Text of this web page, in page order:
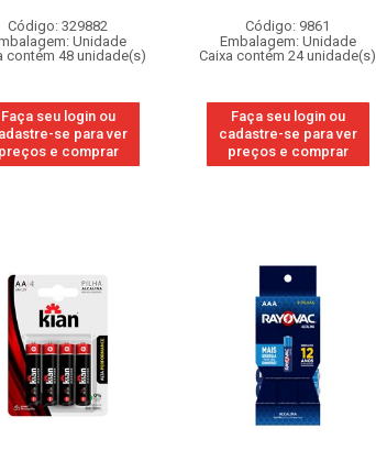
Código: 329882
Unidade
contém 48 unidade(s)
Faça seu login ou
se para ver
preços e comprar
Código: 9861
Embalagem: Unidade
Caixa contém 24 unidade(s)
Faça seu login ou
cadastre-se para ver
preços e comprar